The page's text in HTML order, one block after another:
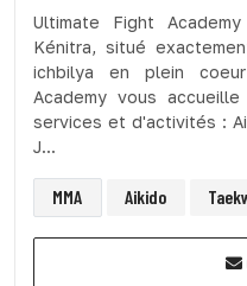
Ultimate Fight
Kénitra, situé
ichbilya en plein
Academy vous
services et d'activités :
J...
MMA Aikido